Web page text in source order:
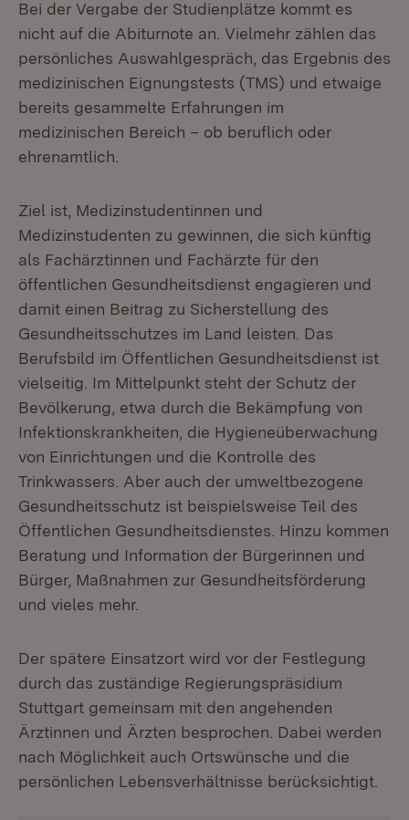
Bei der Vergabe der Studienplätze kommt es
nicht auf die Abiturnote an. Vielmehr zählen das
persönliches Auswahlgespräch, das Ergebnis des
medizinischen Eignungstests (TMS) und etwaige
bereits gesammelte Erfahrungen im
medizinischen Bereich – ob beruflich oder
ehrenamtlich.
Ziel ist, Medizinstudentinnen und
Medizinstudenten zu gewinnen, die sich künftig
als Fachärztinnen und Fachärzte für den
öffentlichen Gesundheitsdienst engagieren und
damit einen Beitrag zu Sicherstellung des
Gesundheitsschutzes im Land leisten. Das
Berufsbild im Öffentlichen Gesundheitsdienst ist
vielseitig. Im Mittelpunkt steht der Schutz der
Bevölkerung, etwa durch die Bekämpfung von
Infektionskrankheiten, die Hygieneüberwachung
von Einrichtungen und die Kontrolle des
Trinkwassers. Aber auch der umweltbezogene
Gesundheitsschutz ist beispielsweise Teil des
Öffentlichen Gesundheitsdienstes. Hinzu kommen
Beratung und Information der Bürgerinnen und
Bürger, Maßnahmen zur Gesundheitsförderung
und vieles mehr.
Der spätere Einsatzort wird vor der Festlegung
durch das zuständige Regierungspräsidium
Stuttgart gemeinsam mit den angehenden
Ärztinnen und Ärzten besprochen. Dabei werden
nach Möglichkeit auch Ortswünsche und die
persönlichen Lebensverhältnisse berücksichtigt.